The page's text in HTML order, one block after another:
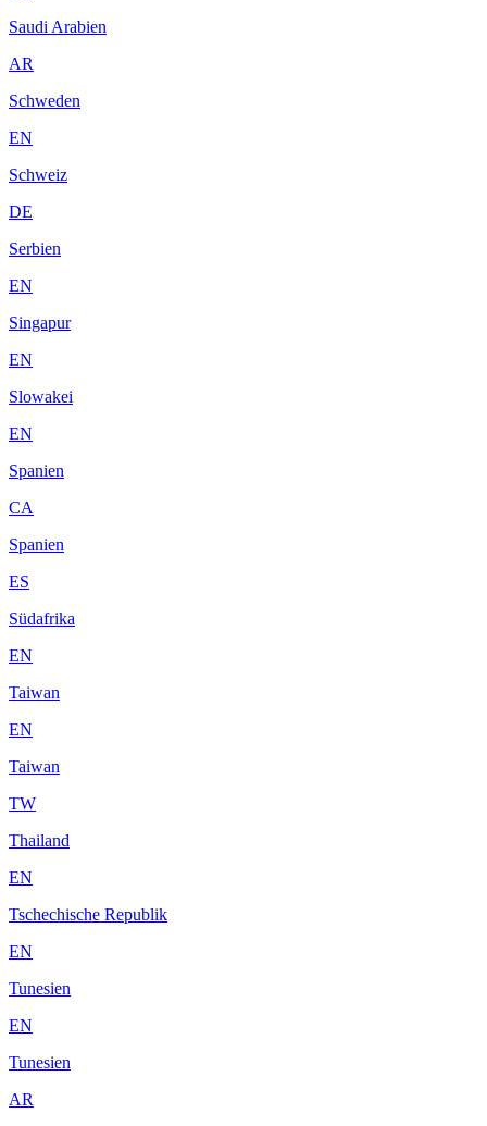
Saudi Arabien
AR
Schweden
EN
Schweiz
DE
Serbien
EN
Singapur
EN
Slowakei
EN
Spanien
CA
Spanien
ES
Südafrika
EN
Taiwan
EN
Taiwan
TW
Thailand
EN
Tschechische Republik
EN
Tunesien
EN
Tunesien
AR